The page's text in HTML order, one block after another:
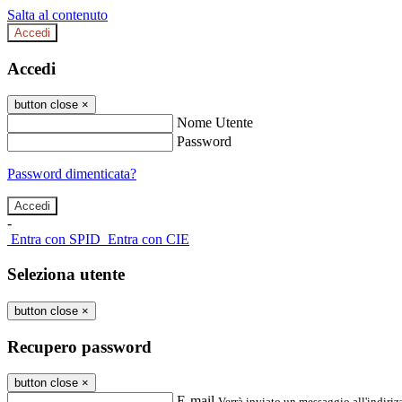
Salta al contenuto
Accedi
Accedi
button close ×
Nome Utente
Password
Password dimenticata?
-
Entra con SPID Entra con CIE
Seleziona utente
button close ×
Recupero password
button close ×